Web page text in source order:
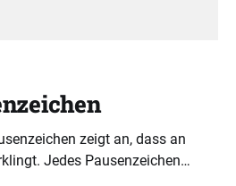
zeigt an, dass an
Jedes Pausenzeichen